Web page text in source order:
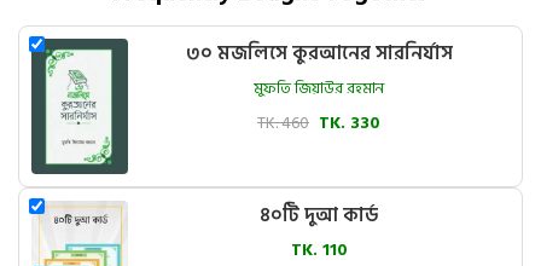
৩০ মজলিসে কুরআনের সারনির্যাস
মুফতি জিয়াউর রহমান
TK. 460 TK. 330
৪০টি দুআ কার্ড
TK. 110